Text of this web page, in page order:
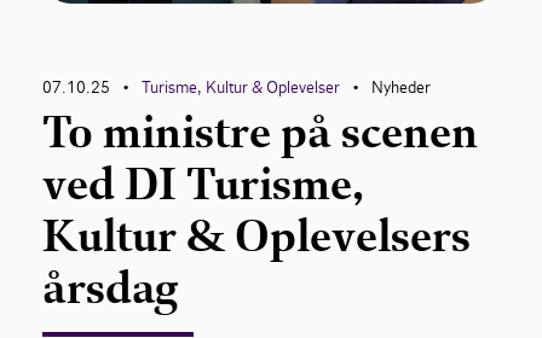
07.10.25 • Turisme, Kultur & Oplevelser • Nyheder
To ministre på scenen
ved DI Turisme,
Kultur & Oplevelsers
årsdag